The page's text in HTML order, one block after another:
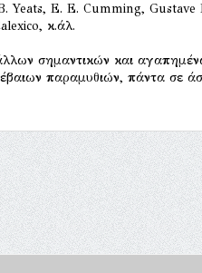
Yeats, E. E. Cumming, Gustave
κ.άλ.
σημαντικών και
παραμυθιών, πάντα σε